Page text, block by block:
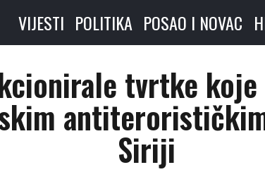
VIJESTI POLITIKA POSAO I NOVAC
tvrtke
Siriji